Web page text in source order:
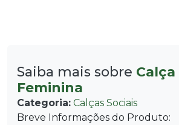
Saiba mais sobre Calça
Feminina
Categoria: Calças Sociais
Breve Informações do Produto: